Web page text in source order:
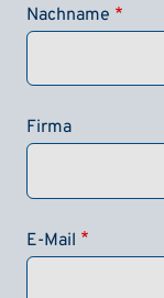
Nachname
Firma
E-Mail